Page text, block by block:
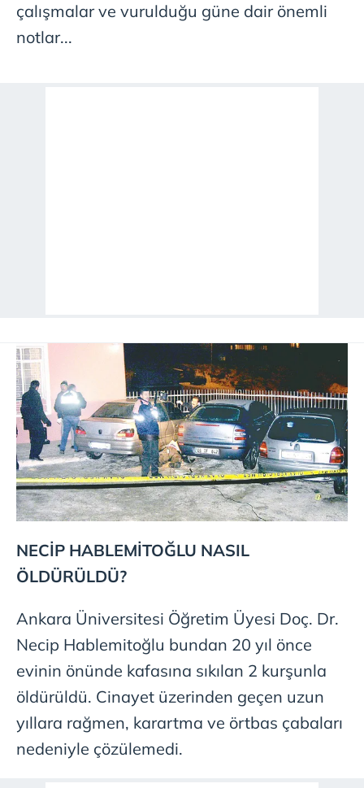
çalışmalar ve vurulduğu güne dair önemli
notlar...
NECİP HABLEMİTOĞLU NASIL
ÖLDÜRÜLDÜ?
Ankara Üniversitesi Öğretim Üyesi Doç. Dr.
Necip Hablemitoğlu bundan 20 yıl önce
evinin önünde kafasına sıkılan 2 kurşunla
öldürüldü. Cinayet üzerinden geçen uzun
yıllara rağmen, karartma ve örtbas çabaları
nedeniyle çözülemedi.